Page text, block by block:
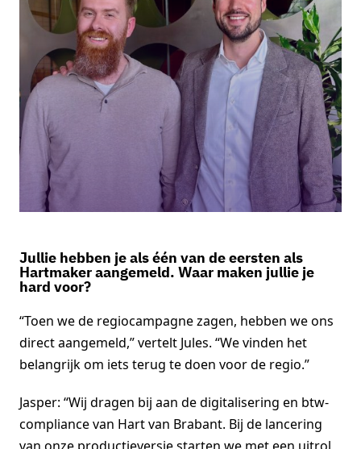
Jullie hebben je als één van de eersten als
Hartmaker aangemeld. Waar maken jullie je
hard voor?
“Toen we de regiocampagne zagen, hebben we ons
direct aangemeld,” vertelt Jules. “We vinden het
belangrijk om iets terug te doen voor de regio.”
Jasper: “Wij dragen bij aan de digitalisering en btw-
compliance van Hart van Brabant. Bij de lancering